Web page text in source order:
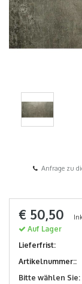
Anfrage zu
€ 50,50
Auf Lager
Lieferfrist:
Artikelnummer::
Bitte wählen Sie: